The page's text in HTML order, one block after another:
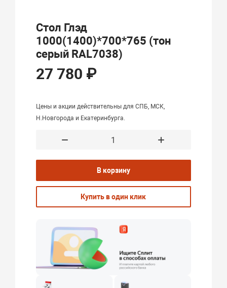
Стол Глэд
1000(1400)*700*765 (тон
серый RAL7038)
27 780 ₽
Цены и акции действительны для СПБ, МСК,
Н.Новгорода и Екатеринбурга.
В корзину
Купить в один клик